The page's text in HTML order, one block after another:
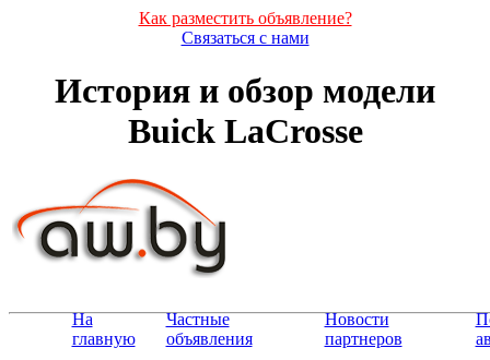
Как разместить объявление?
Связаться с нами
История и обзор модели
Buick LaCrosse
На
главную
Частные
объявления
Новости
партнеров